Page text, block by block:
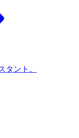
タント。